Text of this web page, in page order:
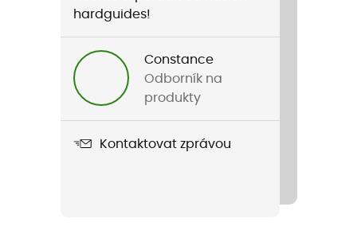
hardguides!
Constance
Odborník na
produkty
Kontaktovat zprávou